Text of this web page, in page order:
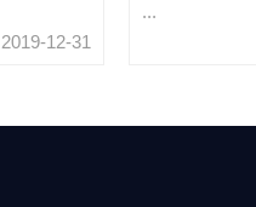
2019-12-31
...